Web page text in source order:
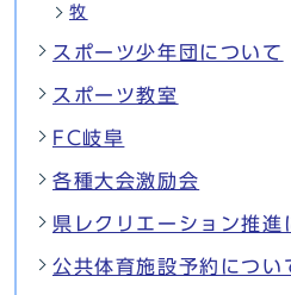
牧
スポーツ少年団について
スポーツ教室
FC岐阜
各種大会激励会
県レクリエーション推進
公共体育施設予約につい